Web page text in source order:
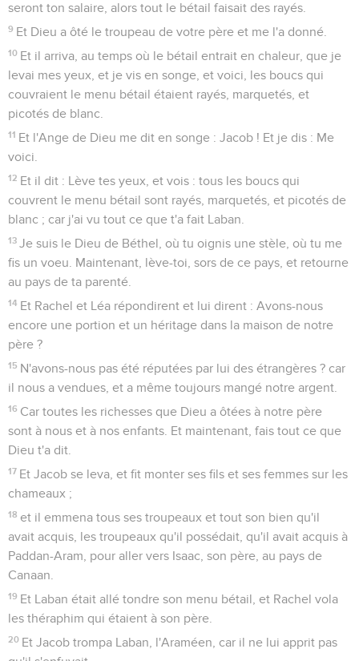
seront ton salaire, alors tout le bétail faisait des rayés.
9 Et Dieu a ôté le troupeau de votre père et me l'a donné.
10 Et il arriva, au temps où le bétail entrait en chaleur, que je
levai mes yeux, et je vis en songe, et voici, les boucs qui
couvraient le menu bétail étaient rayés, marquetés, et
picotés de blanc.
11 Et l'Ange de Dieu me dit en songe : Jacob ! Et je dis : Me
voici.
12 Et il dit : Lève tes yeux, et vois : tous les boucs qui
couvrent le menu bétail sont rayés, marquetés, et picotés de
blanc ; car j'ai vu tout ce que t'a fait Laban.
13 Je suis le Dieu de Béthel, où tu oignis une stèle, où tu me
fis un voeu. Maintenant, lève-toi, sors de ce pays, et retourne
au pays de ta parenté.
14 Et Rachel et Léa répondirent et lui dirent : Avons-nous
encore une portion et un héritage dans la maison de notre
père ?
15 N'avons-nous pas été réputées par lui des étrangères ? car
il nous a vendues, et a même toujours mangé notre argent.
16 Car toutes les richesses que Dieu a ôtées à notre père
sont à nous et à nos enfants. Et maintenant, fais tout ce que
Dieu t'a dit.
17 Et Jacob se leva, et fit monter ses fils et ses femmes sur les
chameaux ;
18 et il emmena tous ses troupeaux et tout son bien qu'il
avait acquis, les troupeaux qu'il possédait, qu'il avait acquis à
Paddan-Aram, pour aller vers Isaac, son père, au pays de
Canaan.
19 Et Laban était allé tondre son menu bétail, et Rachel vola
les théraphim qui étaient à son père.
20 Et Jacob trompa Laban, l'Araméen, car il ne lui apprit pas